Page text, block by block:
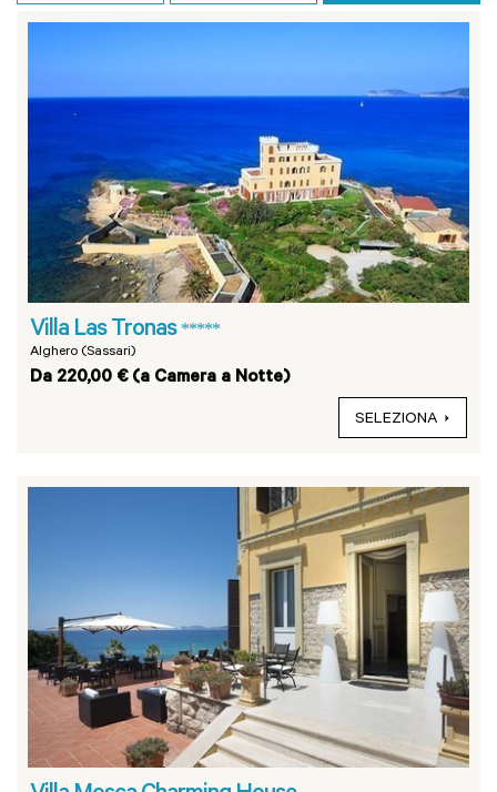
Villa Las Tronas *****
Alghero (Sassari)
Da 220,00 € (a Camera a Notte)
SELEZIONA